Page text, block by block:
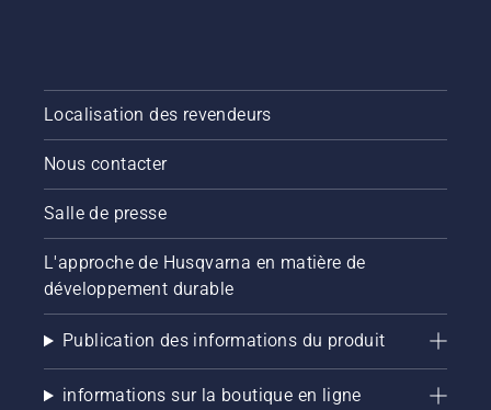
Localisation des revendeurs
Nous contacter
Salle de presse
L'approche de Husqvarna en matière de
développement durable
Publication des informations du produit
informations sur la boutique en ligne